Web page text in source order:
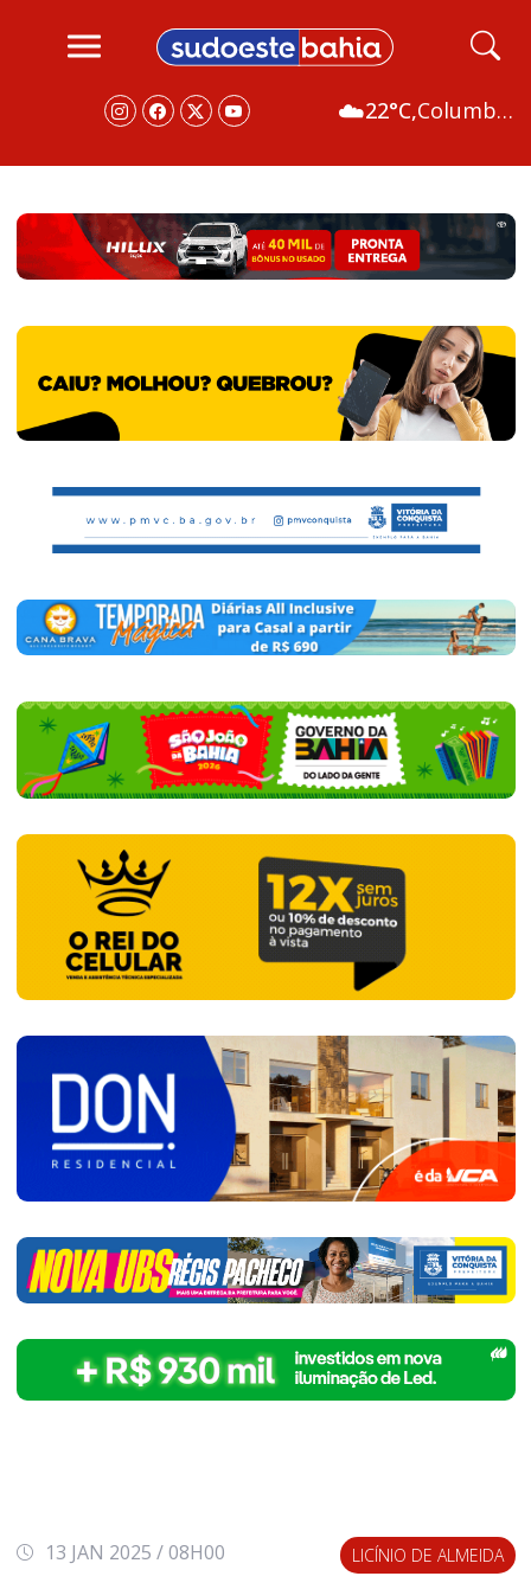
☁️22°C, Columbus
13 JAN 2025 / 08H00 LICÍNIO DE ALMEIDA